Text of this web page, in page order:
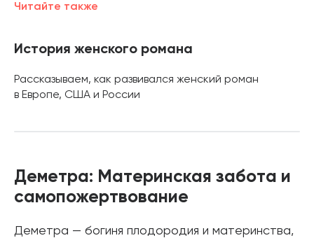
Читайте также
История женского романа
Рассказываем, как развивался женский роман
в Европе, США и России
Деметра: Материнская забота и
самопожертвование
Деметра — богиня плодородия и материнства,